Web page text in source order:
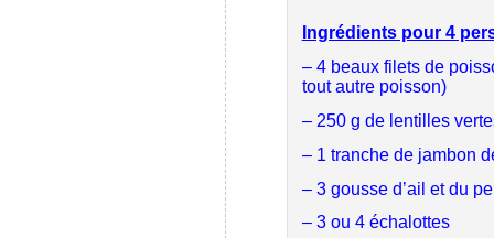
Ingrédients pour 4
– 4 beaux filets de
tout autre poisson)
– 250 g de lentilles
– 1 tranche de jambon
– 3 gousse d’ail et du
– 3 ou 4 échalottes